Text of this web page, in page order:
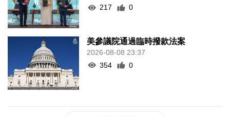
217
0
美參議院通過臨時撥款法案
2026-08-08 23:37
354
0